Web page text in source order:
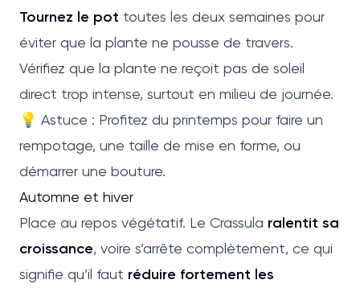
Tournez le pot toutes les deux semaines pour
éviter que la plante ne pousse de travers.
Vérifiez que la plante ne reçoit pas de soleil
direct trop intense, surtout en milieu de journée.
💡 Astuce : Profitez du printemps pour faire un
rempotage, une taille de mise en forme, ou
démarrer une bouture.
Automne et hiver
Place au repos végétatif. Le Crassula ralentit sa
croissance, voire s’arrête complètement, ce qui
signifie qu’il faut réduire fortement les